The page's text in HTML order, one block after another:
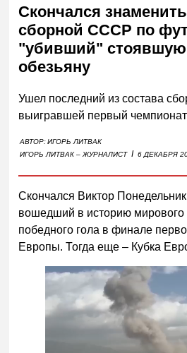
Скончался
сборной СССР по
"убивший" стоявшую
обезьяну
Ушел последний из состава
выигравшей первый
АВТОР:ИГОРЬ ЛИТВАК
ИГОРЬ ЛИТВАК – ЖУРНАЛИСТ I 6 ДЕКАБРЯ
Скончался Виктор
вошедший в историю мирового
победного гола в финале
Европы. Тогда еще – Кубка